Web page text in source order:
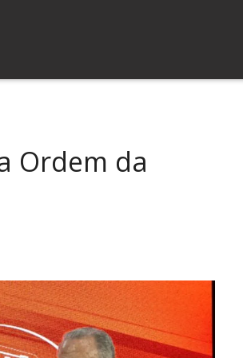
Ordem da